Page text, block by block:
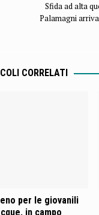
Sfida ad alta
Palamagni
CORRELATI
per le giovanili
in campo